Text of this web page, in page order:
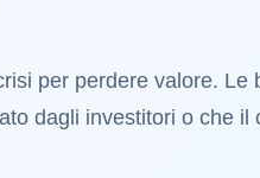
per perdere valore. Le
dagli investitori o che il